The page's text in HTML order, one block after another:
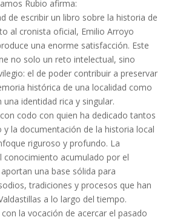
Rubio afirma:
de escribir un libro sobre la historia de
al cronista oficial, Emilio Arroyo
una enorme satisfacción. Este
no solo un reto intelectual, sino
el de poder contribuir a preservar
histórica de una localidad como
una identidad rica y singular.
codo con quien ha dedicado tantos
y la documentación de la historia local
riguroso y profundo. La
conocimiento acumulado por el
una base sólida para
tradiciones y procesos que han
a lo largo del tiempo.
la vocación de acercar el pasado